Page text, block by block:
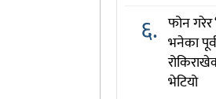
६. फोन
भनेका
भेटियो